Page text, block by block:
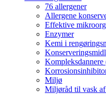
76 allergener
Allergene
Effektive
Enzymer
Kemi i
Kompleksdannere
Miljø
Miljøråd til vask